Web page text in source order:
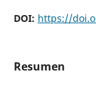
DOI: https://
Resumen